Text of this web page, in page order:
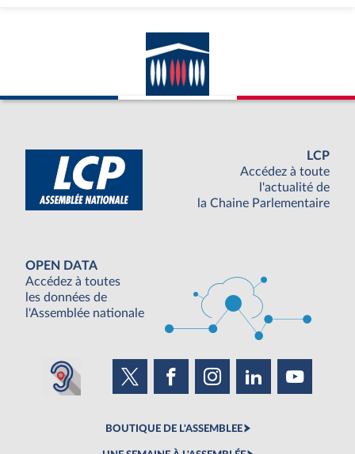
LCP
Accédez à toute
l'actualité de
la Chaine Parlementaire
OPEN DATA
Accédez à toutes
les données de
l'Assemblée nationale
BOUTIQUE DE L'ASSEMBLEE